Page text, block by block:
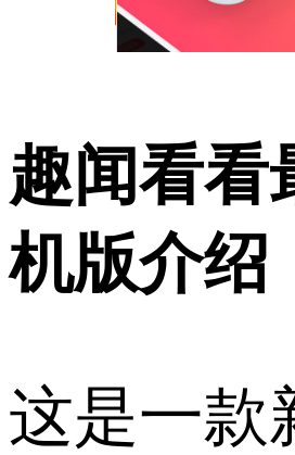
趣闻看看
机版介绍
这是一款